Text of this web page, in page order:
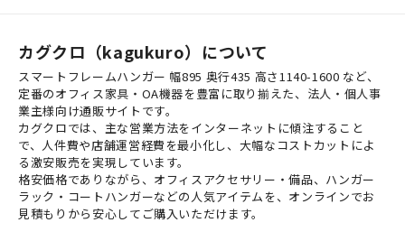
カグクロ（kagukuro）について
スマートフレームハンガー 幅895 奥行435 高さ1140-1600 など、
定番のオフィス家具・OA機器を豊富に取り揃えた、法人・個人事
業主様向け通販サイトです。
カグクロでは、主な営業方法をインターネットに傾注すること
で、人件費や店舗運営経費を最小化し、大幅なコストカットによ
る激安販売を実現しています。
格安価格でありながら、オフィスアクセサリー・備品、ハンガー
ラック・コートハンガーなどの人気アイテムを、オンラインでお
見積もりから安心してご購入いただけます。